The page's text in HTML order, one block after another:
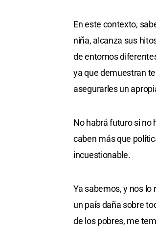
En este contexto,
niña, alcanza sus
de entornos
ya que demuestran
asegurarles un
No habrá futuro si no
caben más que
incuestionable.
Ya sabemos, y nos lo
un país daña sobre
de los pobres, me